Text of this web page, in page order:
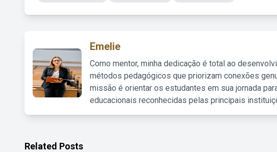
Emelie
Como mentor, minha dedicação é total ao
métodos pedagógicos que priorizam conexões
missão é orientar os estudantes em sua jornada
educacionais reconhecidas pelas principais
Related Posts